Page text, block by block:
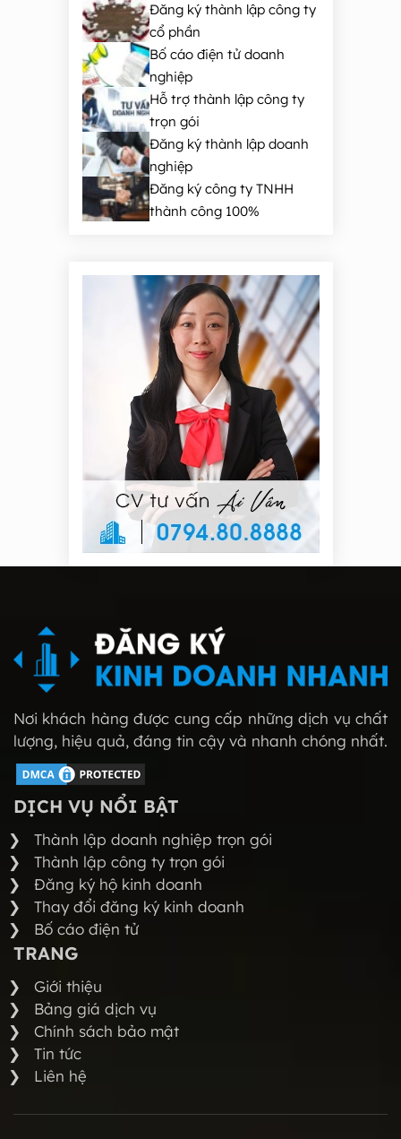
Đăng ký thành lập công ty
cổ phần
Bố cáo điện tử doanh
nghiệp
Hỗ trợ thành lập công ty
trọn gói
Đăng ký thành lập doanh
nghiệp
Đăng ký công ty TNHH
thành công 100%
Nơi khách hàng được cung cấp những dịch vụ chất
lượng, hiệu quả, đáng tin cậy và nhanh chóng nhất.
DỊCH VỤ NỔI BẬT
Thành lập doanh nghiệp trọn gói
Thành lập công ty trọn gói
Đăng ký hộ kinh doanh
Thay đổi đăng ký kinh doanh
Bố cáo điện tử
TRANG
Giới thiệu
Bảng giá dịch vụ
Chính sách bảo mật
Tin tức
Liên hệ